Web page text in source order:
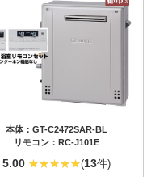
本体：GT-C2472SAR-BL
リモコン：RC-J101E
5.00 (13件)